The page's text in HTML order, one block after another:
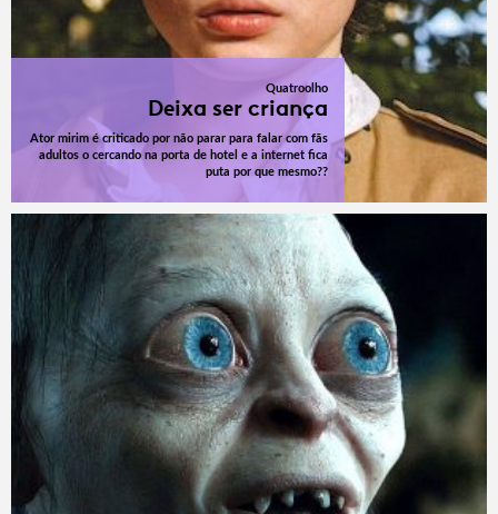
Quatroolho
Deixa ser criança
Ator mirim é criticado por não parar para falar com fãs
adultos o cercando na porta de hotel e a internet fica
puta por que mesmo??